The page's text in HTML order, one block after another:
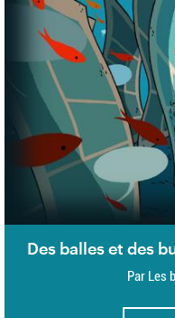
Des balles et des
Par Les